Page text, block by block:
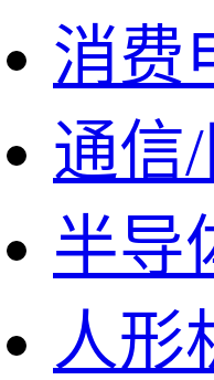
消费
通信
半导
人形